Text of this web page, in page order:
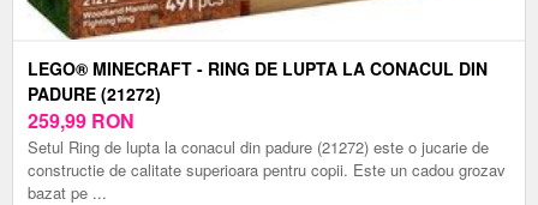
LEGO® MINECRAFT - RING DE LUPTA LA CONACUL DIN
PADURE (21272)
259,99 RON
Setul Ring de lupta la conacul din padure (21272) este o jucarie de
constructie de calitate superioara pentru copii. Este un cadou grozav
bazat pe ...